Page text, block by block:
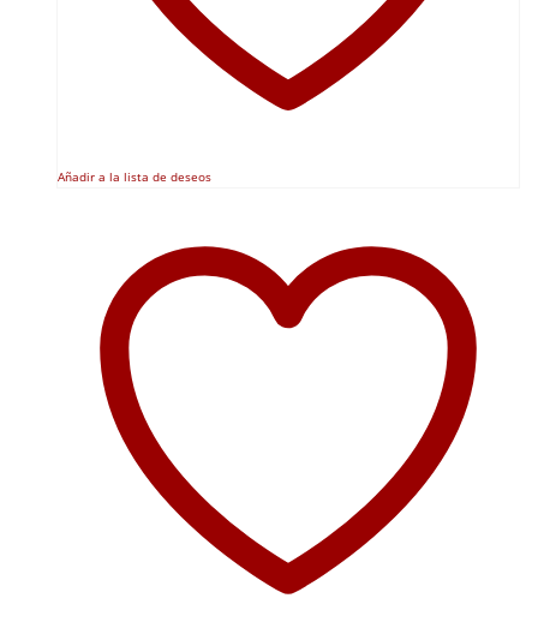
Añadir a la lista de deseos